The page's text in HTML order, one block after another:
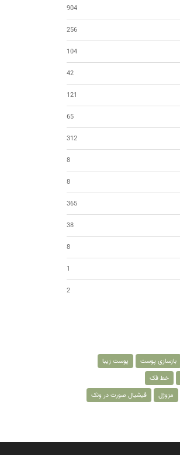
904
256
104
42
121
65
312
8
8
365
38
8
1
2
بازسازی پوست
پوست زیبا
خط فک
مزوژل فیشیال صورت در ونک